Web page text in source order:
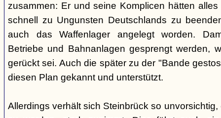
zusammen: Er und seine Komplicen hätten
schnell zu Ungunsten Deutschlands zu
auch das Waffenlager angelegt worden.
Betriebe und Bahnanlagen gesprengt werden,
gerückt sei. Auch die später zu der "Bande
diesen Plan gekannt und unterstützt.
Allerdings verhält sich Steinbrück so